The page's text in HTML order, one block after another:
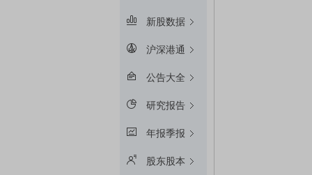
新股数据
沪深港通
公告大全
研究报告
年报季报
股东股本